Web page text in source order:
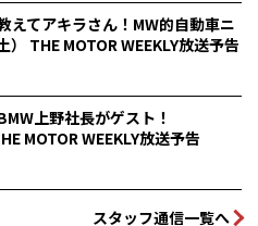
えてアキラさん！MW的自動車ニ
） THE MOTOR WEEKLY放送予告
上野社長がゲスト！
MOTOR WEEKLY放送予告
スタッフ通信一覧へ